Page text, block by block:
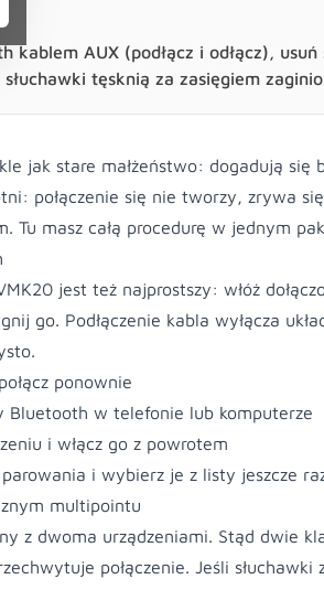
kablem AUX (podłącz i odłącz),
tęsknią za zasięgiem
jak stare małżeństwo: dogadują się
połączenie się nie tworzy, zrywa
Tu masz całą procedurę w jednym
jest też najprostszy: włóż
go. Podłączenie kabla wyłącza
ponownie
Bluetooth w telefonie lub komputerze
i włącz go z powrotem
parowania i wybierz je z listy jeszcze
multipointu
z dwoma urządzeniami. Stąd dwie
połączenie. Jeśli słuchawki